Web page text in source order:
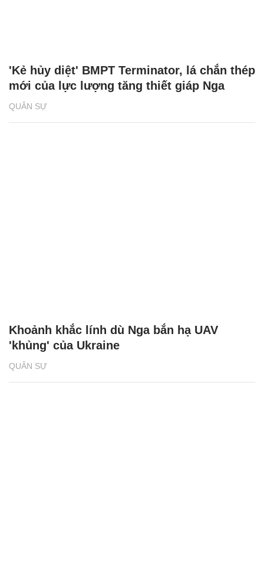
QUÂN SỰ
'Kẻ hủy diệt' BMPT Terminator, lá chắn thép
mới của lực lượng tăng thiết giáp Nga
QUÂN SỰ
Khoảnh khắc lính dù Nga bắn hạ UAV
'khủng' của Ukraine